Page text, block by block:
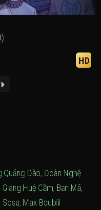
HD
Quảng Đào, Đoàn Nghệ
Giang Huệ Cầm, Ban Mã,
Sosa, Max Boublil